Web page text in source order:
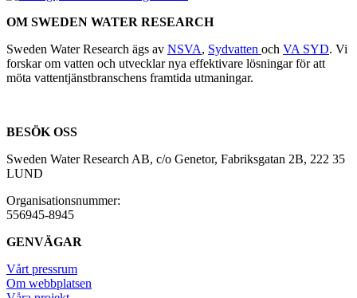
OM SWEDEN WATER RESEARCH
Sweden Water Research ägs av NSVA, Sydvatten och VA SYD. Vi
forskar om vatten och utvecklar nya effektivare lösningar för att
möta vattentjänstbranschens framtida utmaningar.
BESÖK OSS
Sweden Water Research AB, c/o Genetor, Fabriksgatan 2B, 222 35
LUND
Organisationsnummer:
556945-8945
GENVÄGAR
Vårt pressrum
Om webbplatsen